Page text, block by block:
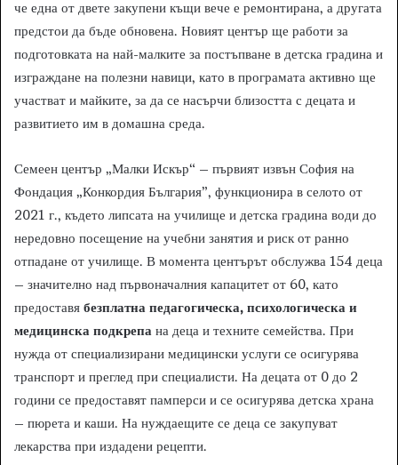
че една от двете закупени къщи вече е ремонтирана, а другата
предстои да бъде обновена. Новият център ще работи за
подготовката на най-малките за постъпване в детска градина и
изграждане на полезни навици, като в програмата активно ще
участват и майките, за да се насърчи близостта с децата и
развитието им в домашна среда.
Семеен център „Малки Искър“ – първият извън София на
Фондация „Конкордия България”, функционира в селото от
2021 г., където липсата на училище и детска градина води до
нередовно посещение на учебни занятия и риск от ранно
отпадане от училище. В момента центърът обслужва 154 деца
– значително над първоначалния капацитет от 60, като
предоставя безплатна педагогическа, психологическа и
медицинска подкрепа на деца и техните семейства. При
нужда от специализирани медицински услуги се осигурява
транспорт и преглед при специалисти. На децата от 0 до 2
години се предоставят памперси и се осигурява детска храна
– пюрета и каши. На нуждаещите се деца се закупуват
лекарства при издадени рецепти.